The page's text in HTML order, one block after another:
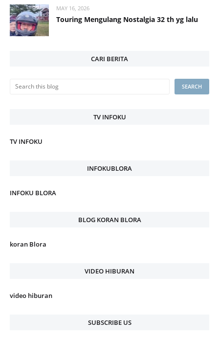
MAY 16, 2026
Touring Mengulang Nostalgia 32 th yg lalu
CARI BERITA
TV INFOKU
TV INFOKU
INFOKUBLORA
INFOKU BLORA
BLOG KORAN BLORA
koran Blora
VIDEO HIBURAN
video hiburan
SUBSCRIBE US